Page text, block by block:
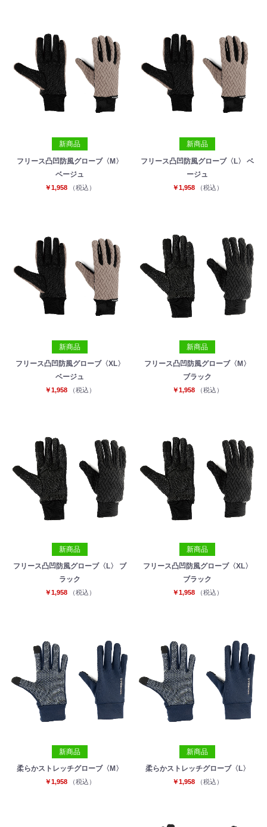
新商品
フリース凸凹防風グローブ〈M〉
ベージュ
￥1,958 （税込）
新商品
フリース凸凹防風グローブ〈L〉 ベ
ージュ
￥1,958 （税込）
新商品
フリース凸凹防風グローブ〈XL〉
ベージュ
￥1,958 （税込）
新商品
フリース凸凹防風グローブ〈M〉
ブラック
￥1,958 （税込）
新商品
フリース凸凹防風グローブ〈L〉 ブ
ラック
￥1,958 （税込）
新商品
フリース凸凹防風グローブ〈XL〉
ブラック
￥1,958 （税込）
新商品
柔らかストレッチグローブ〈M〉
￥1,958 （税込）
新商品
柔らかストレッチグローブ〈L〉
￥1,958 （税込）